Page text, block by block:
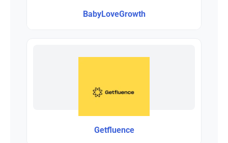
BabyLoveGrowth
Getfluence